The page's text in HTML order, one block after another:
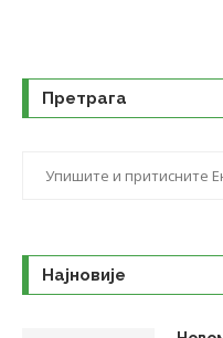
Претрага
Најновије